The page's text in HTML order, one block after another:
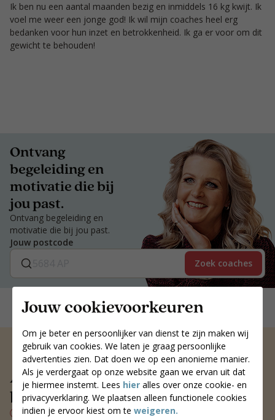
Jouw cookievoorkeuren
Om je beter en persoonlijker van dienst te zijn maken wij
gebruik van cookies. We laten je graag persoonlijke
advertenties zien. Dat doen we op een anonieme manier.
Als je verdergaat op onze website gaan we ervan uit dat
je hiermee instemt. Lees hier alles over onze cookie- en
privacyverklaring. We plaatsen alleen functionele cookies
indien je ervoor kiest om te weigeren.
Ik ben nu een aantal maanden bezig en inmiddels 16 kg kwijt. Ik
voel me weer een jonge god! Ik wil mijn coaches heel erg
bedanken voor hun inzet en betrokkenheid. Ik ga er voor om dit
gewicht te behouden!
Ontvang
begeleiding en
motivatie die bij
jou past.
Ontvang begeleiding en
motivatie die bij jou past.
Jouw postcode
Zoek coaches
Altijd een voedingscoach
bij jou in de buurt
Persoonlijk voedingsplan